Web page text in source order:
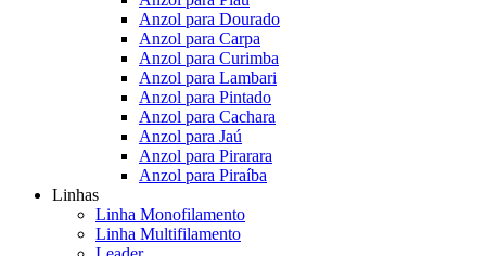
Anzol para Dourado
Anzol para Carpa
Anzol para Curimba
Anzol para Lambari
Anzol para Pintado
Anzol para Cachara
Anzol para Jaú
Anzol para Pirarara
Anzol para Piraíba
Linhas
Linha Monofilamento
Linha Multifilamento